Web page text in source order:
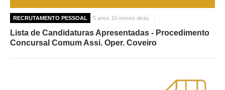
RECRUTAMENTO PESSOAL 5 anos 10 meses atrás
Lista de Candidaturas Apresentadas - Procedimento
Concursal Comum Assi. Oper. Coveiro